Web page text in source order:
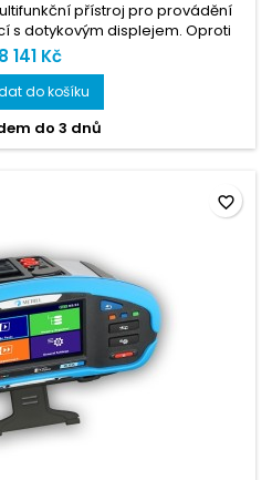
přístroj pro provádění
s dotykovým displejem. Oproti
příslušenství, přístroj jako takový
stejný.
141 Kč
do košíku
do 3 dnů
favorite_border